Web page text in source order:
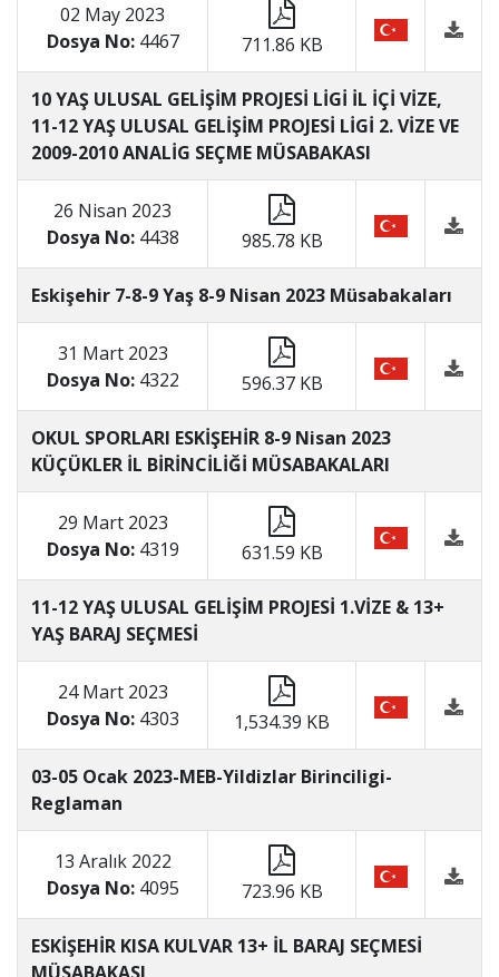
02 May 2023
Dosya No:4467 711.86 KB
10 YAŞ ULUSAL GELİŞİM PROJESİ LİGİ İL İÇİ VİZE,
11-12 YAŞ ULUSAL GELİŞİM PROJESİ LİGİ 2. VİZE VE
2009-2010 ANALİG SEÇME MÜSABAKASI
26 Nisan 2023
Dosya No:4438 985.78 KB
Eskişehir 7-8-9 Yaş 8-9 Nisan 2023 Müsabakaları
31 Mart 2023
Dosya No:4322 596.37 KB
OKUL SPORLARI ESKİŞEHİR 8-9 Nisan 2023
KÜÇÜKLER İL BİRİNCİLİĞİ MÜSABAKALARI
29 Mart 2023
Dosya No:4319 631.59 KB
11-12 YAŞ ULUSAL GELİŞİM PROJESİ 1.VİZE & 13+
YAŞ BARAJ SEÇMESİ
24 Mart 2023
Dosya No:4303 1,534.39 KB
03-05 Ocak 2023-MEB-Yildizlar Birinciligi-
Reglaman
13 Aralık 2022
Dosya No:4095 723.96 KB
ESKİŞEHİR KISA KULVAR 13+ İL BARAJ SEÇMESİ